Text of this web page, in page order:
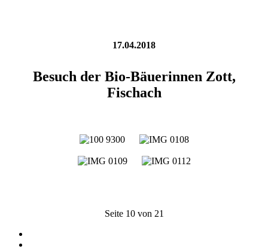
17.04.2018
Besuch der Bio-Bäuerinnen Zott,
Fischach
Seite 10 von 21